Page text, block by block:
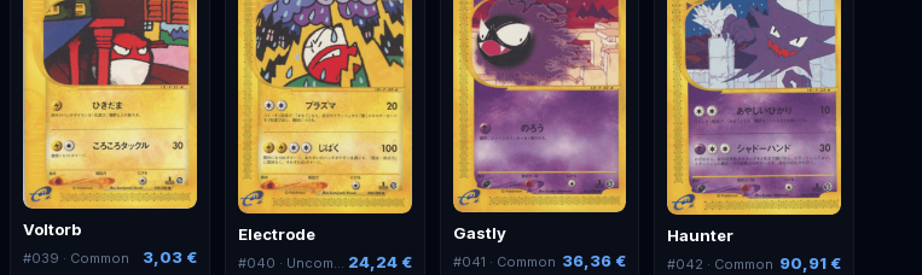
Voltorb
#039 · Common 3,03 €
Electrode
#040 · Uncommon 24,24 €
Gastly
#041 · Common 36,36 €
Haunter
#042 · Common 90,91 €